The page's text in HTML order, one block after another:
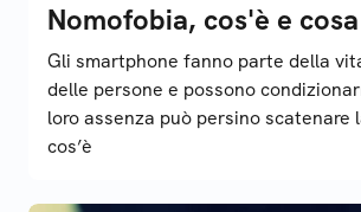
Nomofobia, cos'è e
Gli smartphone fanno parte della
delle persone e possono
loro assenza può persino scatenare
cos’è